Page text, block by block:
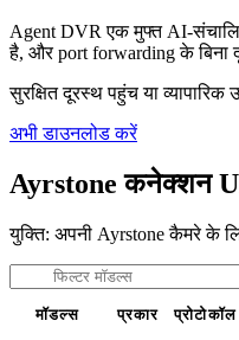
Agent DVR एक मुफ्त AI-
है, और port forwarding के बिना
सुरक्षित दूरस्थ पहुंच या
अभी डाउनलोड करें
Ayrstone कनेक्शन
युक्ति: अपनी Ayrstone कैमरे के
मॉडल्स प्रकार प्रोटोकॉल